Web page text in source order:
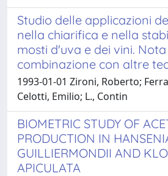
Studio delle applicazioni
nella chiarifica e nella
mosti d'uva e dei vini.
combinazione con altre
1993-01-01 Zironi, Roberto;
Celotti, Emilio; L., Contin
BIOMETRIC STUDY OF
PRODUCTION IN
GUILLIERMONDII AND
APICULATA